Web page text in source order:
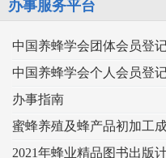
办事服务平台
中国养蜂学会团体会员登
中国养蜂学会个人会员登
办事指南
蜜蜂养殖及蜂产品初加工
2021年蜂业精品图书出版